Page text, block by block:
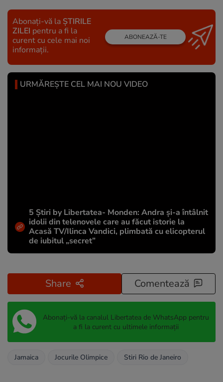
Abonați-vă la ȘTIRILE
ZILEI pentru a fi la
curent cu cele mai noi
informații.
ABONEAZĂ-TE
URMĂREȘTE CEL MAI NOU VIDEO
5 Știri by Libertatea- Monden: Andra și-a întâlnit
idolii din telenovele care au făcut istorie la
Acasă TV/Ilinca Vandici, plimbată cu elicopterul
de iubitul „secret”
Share Comentează
Abonați-vă la canalul Libertatea de WhatsApp pentru
a fi la curent cu ultimele informații
Jamaica Jocurile Olimpice Stiri Rio de Janeiro